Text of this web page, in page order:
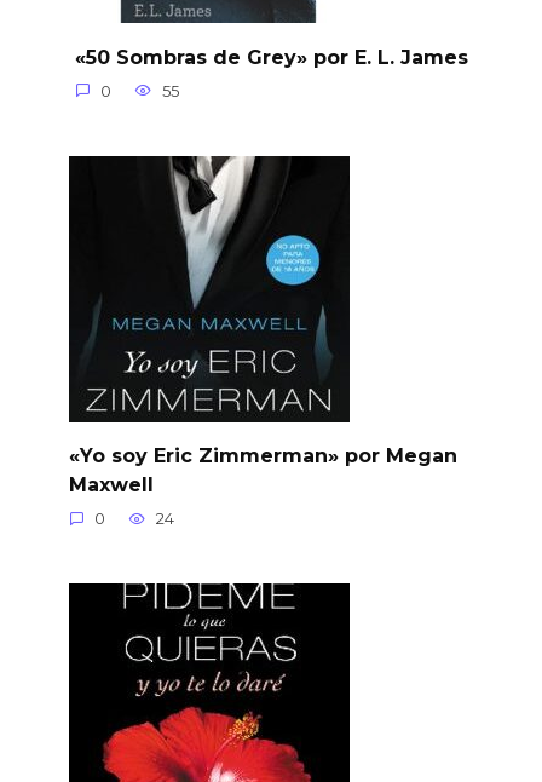
«50 Sombras de Grey» por E. L. James
0 55
«Yo soy Eric Zimmerman» por Megan
Maxwell
0 24